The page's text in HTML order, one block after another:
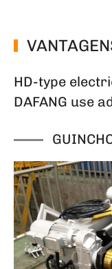
HD-type
DAFANG use